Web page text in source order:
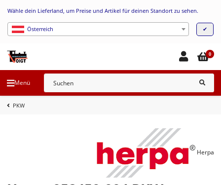
Wähle dein Lieferland, um Preise und Artikel für deinen Standort zu sehen.
Österreich ✔
Menü
0
PKW
Herpa